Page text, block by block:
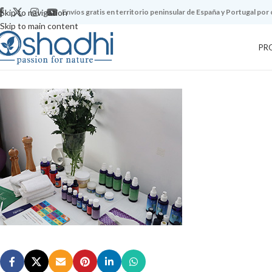
Skip to navigation
Skip to main content
Envíos gratis en territorio peninsular de España y Portugal por